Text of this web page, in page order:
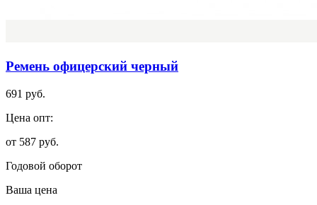
Ремень офицерский черный
691 руб.
Цена опт:
от 587 руб.
Годовой оборот
Ваша цена